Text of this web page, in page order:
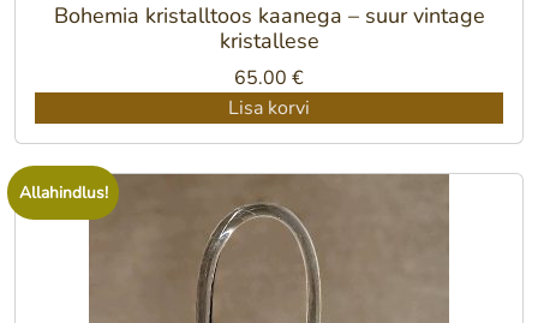
Bohemia kristalltoos kaanega – suur vintage
kristallese
65.00 €
Lisa korvi
Allahindlus!